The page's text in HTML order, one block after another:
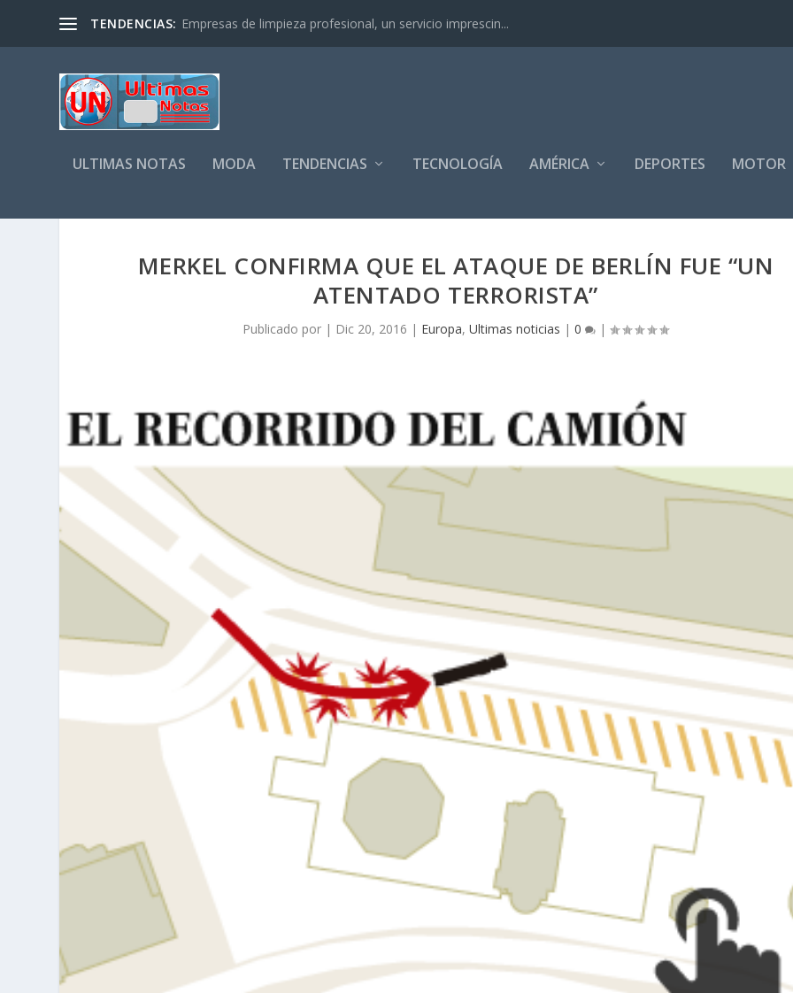
TENDENCIAS: Empresas de limpieza profesional, un servicio imprescin...
ULTIMAS NOTAS MODA TENDENCIAS TECNOLOGÍA AMÉRICA DEPORTES MOTOR
MERKEL CONFIRMA QUE EL ATAQUE DE BERLÍN FUE “UN
ATENTADO TERRORISTA”
Publicado por | Dic 20, 2016 | Europa,Ultimas noticias |0 |